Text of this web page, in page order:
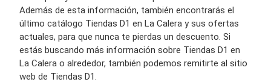
Además de esta información, también encontrarás el
último catálogo Tiendas D1 en La Calera y sus ofertas
actuales, para que nunca te pierdas un descuento. Si
estás buscando más información sobre Tiendas D1 en
La Calera o alrededor, también podemos remitirte al sitio
web de Tiendas D1.